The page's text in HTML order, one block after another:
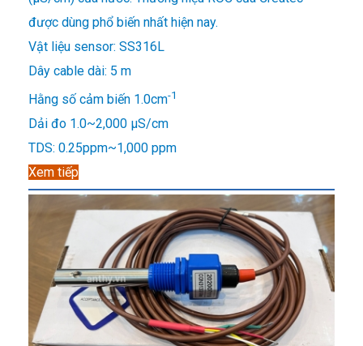
được dùng phổ biến nhất hiện nay.
Vật liệu sensor: SS316L
Dây cable dài: 5 m
Hằng số cảm biến 1.0cm-1
Dải đo 1.0~2,000 μS/cm
TDS: 0.25ppm~1,000 ppm
Xem tiếp